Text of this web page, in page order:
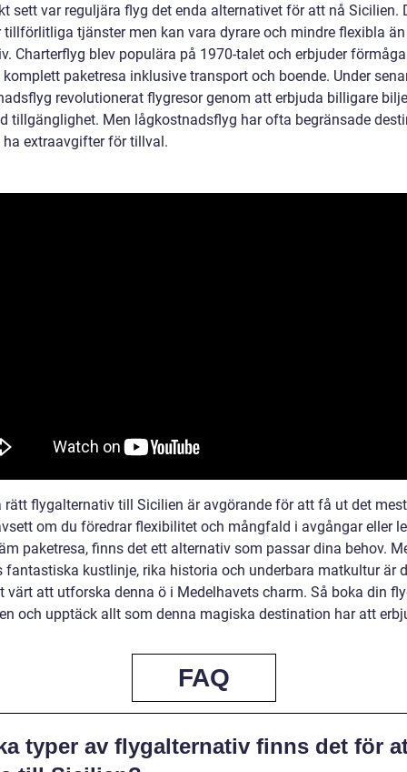
sett var reguljära flyg det enda alternativet för att nå Sicilien.
tillförlitliga tjänster men kan vara dyrare och mindre flexibla
Charterflyg blev populära på 1970-talet och erbjuder
paketresa inklusive transport och boende. Under
revolutionerat flygresor genom att erbjuda billigare
tillgänglighet. Men lågkostnadsflyg har ofta begränsade
ha extraavgifter för tillval.
rätt flygalternativ till Sicilien är avgörande för att få ut det
om du föredrar flexibilitet och mångfald i avgångar eller
paketresa, finns det ett alternativ som passar dina behov.
fantastiska kustlinje, rika historia och underbara matkultur är
värt att utforska denna ö i Medelhavets charm. Så boka din
och upptäck allt som denna magiska destination har att
FAQ
typer av flygalternativ finns det för